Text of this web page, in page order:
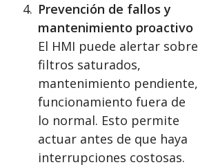
Prevención de fallos y
mantenimiento proactivo
El HMI puede alertar sobre
filtros saturados,
mantenimiento pendiente,
funcionamiento fuera de
lo normal. Esto permite
actuar antes de que haya
interrupciones costosas.